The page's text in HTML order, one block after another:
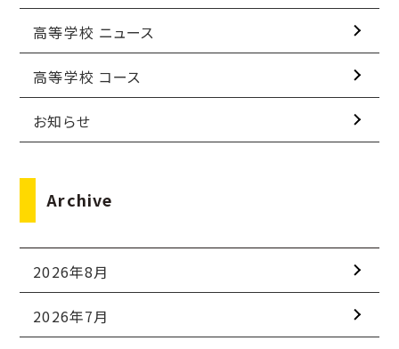
高等学校 ニュース
高等学校 コース
お知らせ
Archive
2026年8月
2026年7月